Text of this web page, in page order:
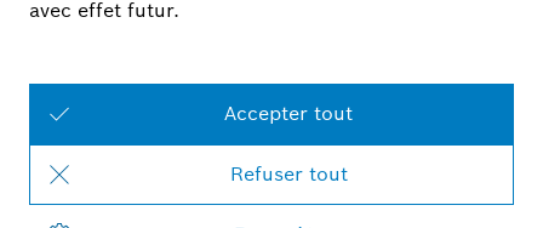
Un partenaire primé
Vous pouvez compter sur notre qualité. Avec Bosch Smart
Home, vous avez à vos côtés un partenaire qui vous
propose des produits prestigieux et primés.